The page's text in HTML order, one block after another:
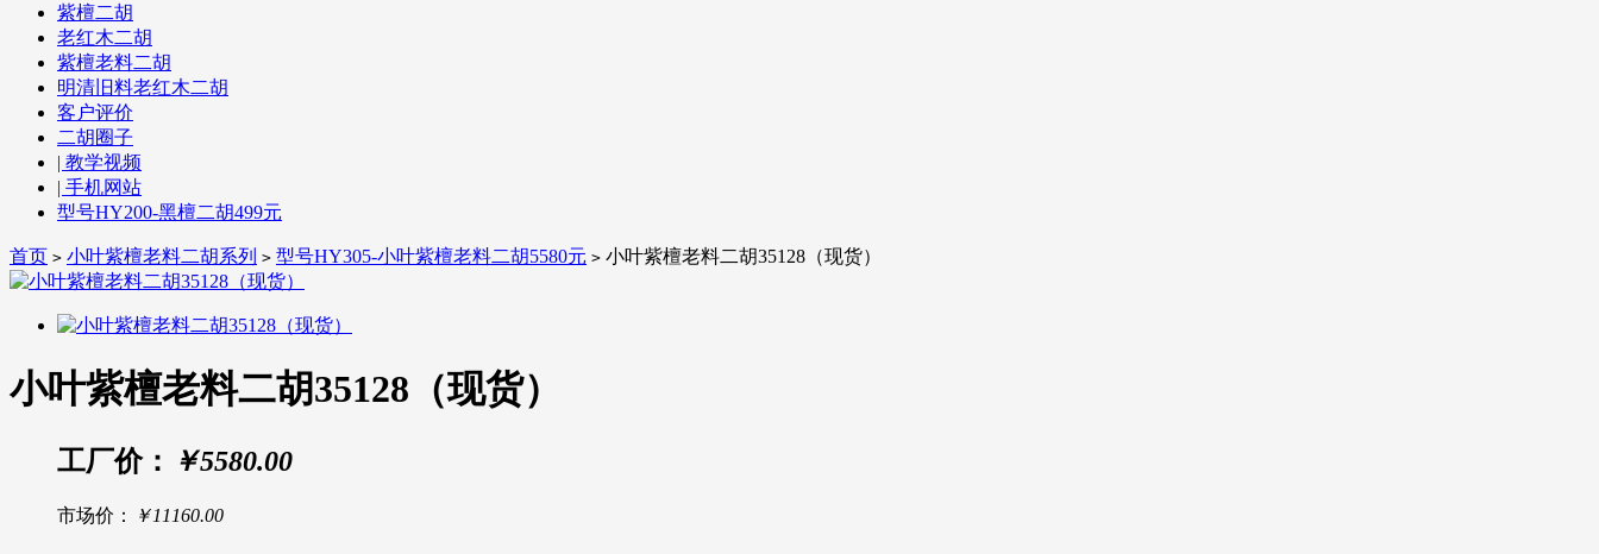
紫檀二胡
老红木二胡
紫檀老料二胡
明清旧料老红木二胡
客户评价
二胡圈子
| 教学视频
| 手机网站
型号HY200-黑檀二胡499元
首页 > 小叶紫檀老料二胡系列 > 型号HY305-小叶紫檀老料二胡5580元 > 小叶紫檀老料二胡35128（现货）
小叶紫檀老料二胡35128（现货）
工厂价： ￥5580.00
市场价： ￥11160.00